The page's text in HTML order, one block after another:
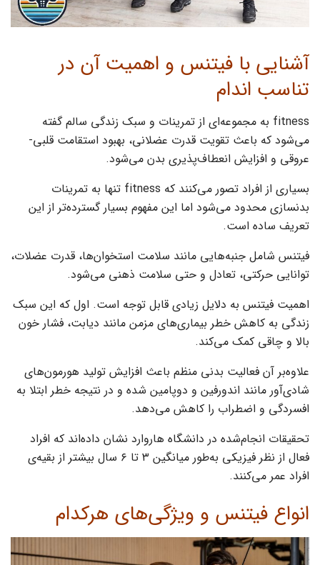
آشنایی با فیتنس و اهمیت آن در
تناسب اندام
fitness به مجموعه‌ای از تمرینات و سبک زندگی سالم گفته
می‌شود که باعث تقویت قدرت عضلانی، بهبود استقامت قلبی-
عروقی و افزایش انعطاف‌پذیری بدن می‌شود.
بسیاری از افراد تصور می‌کنند که fitness تنها به تمرینات
بدنسازی محدود می‌شود اما این مفهوم بسیار گسترده‌تر از این
تعریف ساده است.
فیتنس شامل جنبه‌هایی مانند سلامت استخوان‌ها، قدرت عضلات،
توانایی حرکتی، تعادل و حتی سلامت ذهنی می‌شود.
اهمیت فیتنس به دلایل زیادی قابل توجه است. اول که این سبک
زندگی به کاهش خطر بیماری‌های مزمن مانند دیابت، فشار خون
بالا و چاقی کمک می‌کند.
علاوه‌بر آن فعالیت بدنی منظم باعث افزایش تولید هورمون‌های
شادی‌آور مانند اندورفین و دوپامین شده و در نتیجه خطر ابتلا به
افسردگی و اضطراب را کاهش می‌دهد.
تحقیقات انجام‌شده در دانشگاه هاروارد نشان داده‌اند که افراد
فعال از نظر فیزیکی به‌طور میانگین ۳ تا ۶ سال بیشتر از بقیه‌ی
افراد عمر می‌کنند.
انواع فیتنس و ویژگی‌های هرکدام